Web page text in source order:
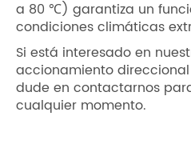
a 80 ℃) garantiza un
condiciones climáticas
Si está interesado en
accionamiento direccional
dude en contactarnos
cualquier momento.